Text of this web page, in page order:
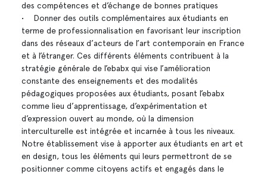
des compétences et d’échange de bonnes pratiques
• Donner des outils complémentaires aux étudiants en
terme de professionnalisation en favorisant leur inscription
dans des réseaux d’acteurs de l’art contemporain en France
et à l’étranger. Ces différents éléments contribuent à la
stratégie générale de l’ebabx qui vise l’amélioration
constante des enseignements et des modalités
pédagogiques proposées aux étudiants, posant l’ebabx
comme lieu d’apprentissage, d’expérimentation et
d’expression ouvert au monde, où la dimension
interculturelle est intégrée et incarnée à tous les niveaux.
Notre établissement vise à apporter aux étudiants en art et
en design, tous les éléments qui leurs permettront de se
positionner comme citoyens actifs et engagés dans le